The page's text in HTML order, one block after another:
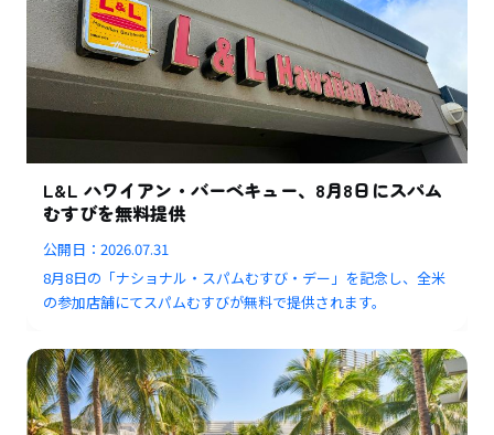
L&L ハワイアン・バーベキュー、8月8日にスパム
むすびを無料提供
公開日：2026.07.31
8月8日の「ナショナル・スパムむすび・デー」を記念し、全米
の参加店舗にてスパムむすびが無料で提供されます。